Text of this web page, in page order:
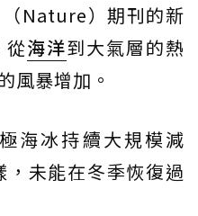
Nature）期刊的新
從海洋到大氣層的熱
風暴增加。
海冰持續大規模減
未能在冬季恢復過